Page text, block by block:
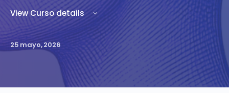
View Curso details
25 mayo, 2026